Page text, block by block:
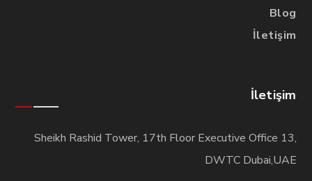
Blog
İletişim
İletişim
Sheikh Rashid Tower, 17th Floor Executive Office 13,
DWTC Dubai,UAE